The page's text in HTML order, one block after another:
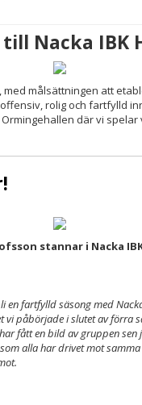
Nacka IBK
med målsättningen att
rolig och fartfylld
där vi spelar
stannar i Nacka
en fartfylld säsong med
påbörjade i slutet av förra
fått en bild av gruppen
alla har drivet mot